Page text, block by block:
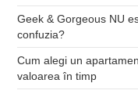
Geek & Gorgeous NU
confuzia?
Cum alegi un
valoarea în timp